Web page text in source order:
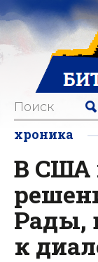
хроника
В США
Рады,
к